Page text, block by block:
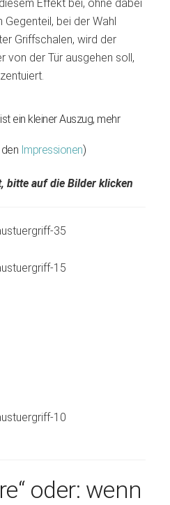
Effekt bei, ohne dabei
Gegenteil, bei der Wahl
Griffschalen, wird der
von der Tür ausgehen soll,
ein kleiner Auszug, mehr
Impressionen)
bitte auf die Bilder klicken
oder: wenn